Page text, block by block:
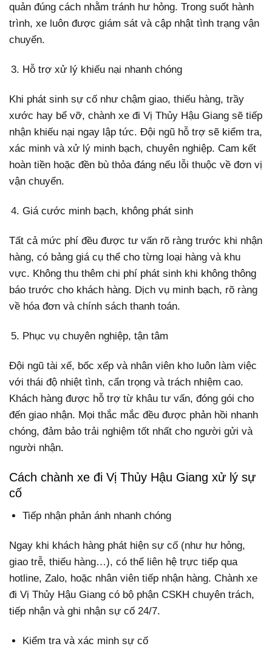
quản đúng cách nhằm tránh hư hỏng. Trong suốt hành
trình, xe luôn được giám sát và cập nhật tình trạng vận
chuyển.
Hỗ trợ xử lý khiếu nại nhanh chóng
Khi phát sinh sự cố như chậm giao, thiếu hàng, trầy
xước hay bể vỡ, chành xe đi Vị Thủy Hậu Giang sẽ tiếp
nhận khiếu nại ngay lập tức. Đội ngũ hỗ trợ sẽ kiểm tra,
xác minh và xử lý minh bạch, chuyên nghiệp. Cam kết
hoàn tiền hoặc đền bù thỏa đáng nếu lỗi thuộc về đơn vị
vận chuyển.
Giá cước minh bạch, không phát sinh
Tất cả mức phí đều được tư vấn rõ ràng trước khi nhận
hàng, có bảng giá cụ thể cho từng loại hàng và khu
vực. Không thu thêm chi phí phát sinh khi không thông
báo trước cho khách hàng. Dịch vụ minh bạch, rõ ràng
về hóa đơn và chính sách thanh toán.
Phục vụ chuyên nghiệp, tận tâm
Đội ngũ tài xế, bốc xếp và nhân viên kho luôn làm việc
với thái độ nhiệt tình, cẩn trọng và trách nhiệm cao.
Khách hàng được hỗ trợ từ khâu tư vấn, đóng gói cho
đến giao nhận. Mọi thắc mắc đều được phản hồi nhanh
chóng, đảm bảo trải nghiệm tốt nhất cho người gửi và
người nhận.
Cách chành xe đi Vị Thủy Hậu Giang xử lý sự
cố
Tiếp nhận phản ánh nhanh chóng
Ngay khi khách hàng phát hiện sự cố (như hư hỏng,
giao trễ, thiếu hàng…), có thể liên hệ trực tiếp qua
hotline, Zalo, hoặc nhân viên tiếp nhận hàng. Chành xe
đi Vị Thủy Hậu Giang có bộ phận CSKH chuyên trách,
tiếp nhận và ghi nhận sự cố 24/7.
Kiểm tra và xác minh sự cố